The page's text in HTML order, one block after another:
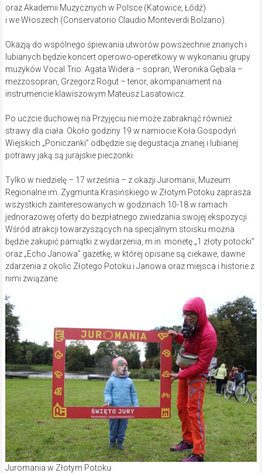
oraz Akademii Muzycznych w Polsce (Katowice, Łódź)
i we Włoszech (Conservatorio Claudio Monteverdi Bolzano).
Okazją do wspólnego śpiewania utworów powszechnie znanych i
lubianych będzie koncert operowo-operetkowy w wykonaniu grupy
muzyków Vocal Trio: Agata Widera – sopran, Weronika Gębala –
mezzosopran, Grzegorz Rogut – tenor, akompaniament na
instrumencie klawiszowym Mateusz Lasatowicz.
Po uczcie duchowej na Przyjęciu nie może zabraknąć również
strawy dla ciała. Około godziny 19 w namiocie Koła Gospodyń
Wiejskich „Poniczanki” odbędzie się degustacja znanej i lubianej
potrawy jaką są jurajskie pieczonki.
Tylko w niedzielę – 17 września – z okazji Juromanii, Muzeum
Regionalne im. Zygmunta Krasińskiego w Złotym Potoku zaprasza
wszystkich zainteresowanych w godzinach 10-18 w ramach
jednorazowej oferty do bezpłatnego zwiedzania swojej ekspozycji.
Wśród atrakcji towarzyszących na specjalnym stoisku można
będzie zakupić pamiątki z wydarzenia, m.in. monetę „1 złoty potocki”
oraz „Echo Janowa” gazetkę, w której opisane są ciekawe, dawne
zdarzenia z okolic Złotego Potoku i Janowa oraz miejsca i historie z
nimi związane.
Juromania w Złotym Potoku